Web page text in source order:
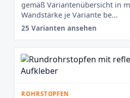
gemäß Variantenübersicht in
Wandstärke je Variante be...
25 Varianten ansehen
ROHRSTOPFEN